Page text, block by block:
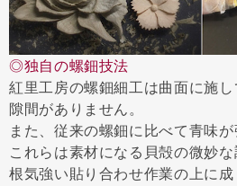
◎独自の螺鈿技法
紅里工房の螺鈿細工は曲面に施
隙間がありません。
また、従来の螺鈿に比べて青味が
これらは素材になる貝殻の微妙な
根気強い貼り合わせ作業の上に成